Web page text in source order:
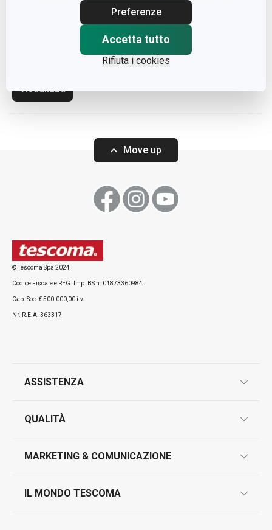
Preferenze
Accetta tutto
Rifiuta i cookies
Padella GrandCHEF
Visualizza
Move up
© Tescoma Spa 2024
Codice Fiscale e REG. Imp. BS n. 01873360984
Cap. Soc. € 500.000,00 i.v.
Nr. R.E.A. 363317
ASSISTENZA
contatti
QUALITÀ
test sui prodotti
MARKETING & COMUNICAZIONE
IL MONDO TESCOMA